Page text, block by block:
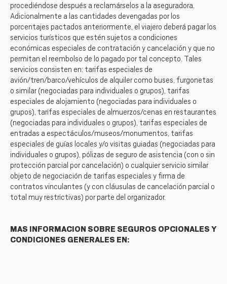
procediéndose después a reclamárselos a la aseguradora.
Adicionalmente a las cantidades devengadas por los
porcentajes pactados anteriormente, el viajero deberá pagar los
servicios turísticos que estén sujetos a condiciones
económicas especiales de contratación y cancelación y que no
permitan el reembolso de lo pagado por tal concepto. Tales
servicios consisten en: tarifas especiales de
avión/tren/barco/vehículos de alquiler como buses, furgonetas
o similar (negociadas para individuales o grupos), tarifas
especiales de alojamiento (negociadas para individuales o
grupos), tarifas especiales de almuerzos/cenas en restaurantes
(negociadas para individuales o grupos), tarifas especiales de
entradas a espectáculos/museos/monumentos, tarifas
especiales de guías locales y/o visitas guiadas (negociadas para
individuales o grupos), pólizas de seguro de asistencia (con o sin
protección parcial por cancelación) o cualquier servicio similar
objeto de negociación de tarifas especiales y firma de
contratos vinculantes (y con cláusulas de cancelación parcial o
total muy restrictivas) por parte del organizador.
MAS INFORMACION SOBRE SEGUROS OPCIONALES Y
CONDICIONES GENERALES EN: